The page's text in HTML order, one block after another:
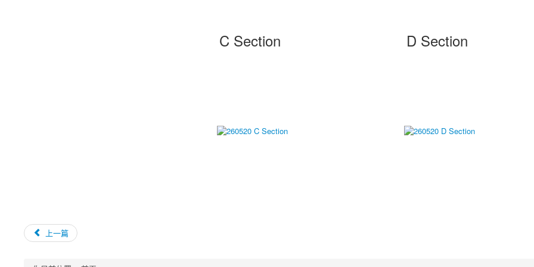
C Section D Section
上一篇